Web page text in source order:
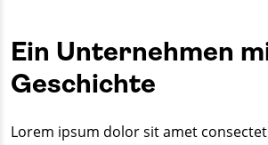
Ein Unternehmen
Geschichte
Lorem ipsum dolor sit amet